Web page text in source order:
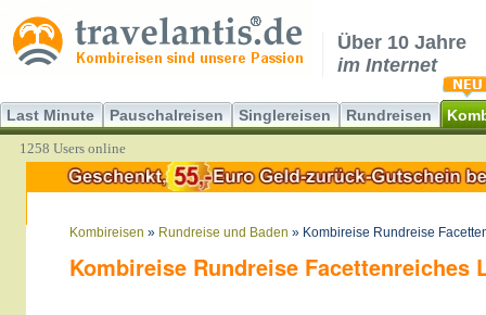
Über 10 Jahre
im Internet
Last Minute Pauschalreisen Singlereisen Rundreisen
1258 Users online
Kombireisen » Rundreise und Baden » Kombireise Rundreise
Kombireise Rundreise Facettenreiches